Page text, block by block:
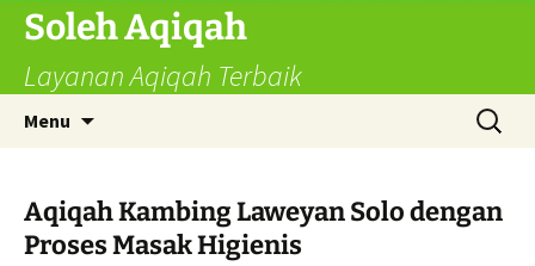
Skip
content
Soleh Aqiqah
Layanan Aqiqah Terbaik
Menu
Search
for:
Aqiqah Kambing Laweyan Solo dengan
Proses Masak Higienis